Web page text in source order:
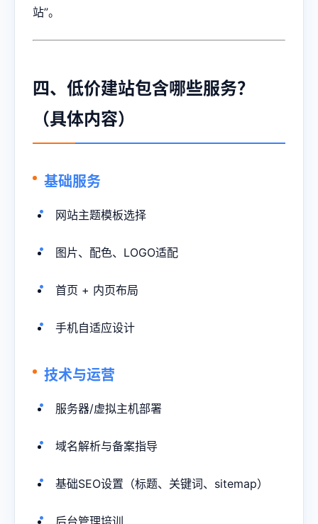
站”。
四、低价建站包含哪些服务？
（具体内容）
基础服务
网站主题模板选择
图片、配色、LOGO适配
首页 + 内页布局
手机自适应设计
技术与运营
服务器/虚拟主机部署
域名解析与备案指导
基础SEO设置（标题、关键词、sitemap）
后台管理培训